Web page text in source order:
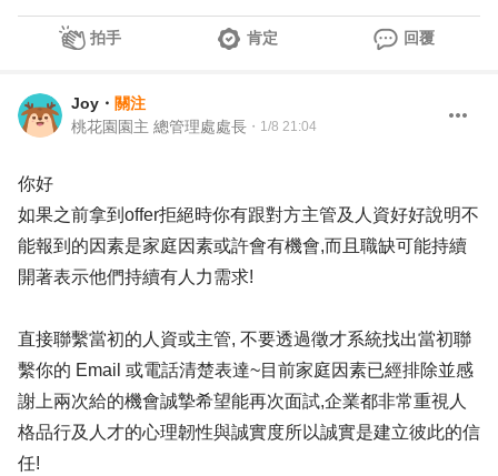
拍手 肯定 回覆
Joy ・ 關注
桃花園園主 總管理處處長 ・ 1/8 21:04
你好
如果之前拿到offer拒絕時你有跟對方主管及人資好好說明不
能報到的因素是家庭因素或許會有機會,而且職缺可能持續
開著表示他們持續有人力需求!
直接聯繫當初的人資或主管, 不要透過徵才系統找出當初聯
繫你的 Email 或電話清楚表達~目前家庭因素已經排除並感
謝上兩次給的機會誠摯希望能再次面試,企業都非常重視人
格品行及人才的心理韌性與誠實度所以誠實是建立彼此的信
任!